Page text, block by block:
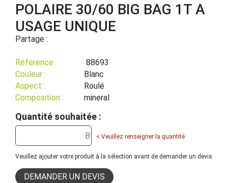
POLAIRE 30/60 BIG BAG 1T A
USAGE UNIQUE
Partage :
Réference :
88693
Couleur :
Blanc
Aspect :
Roulé
Composition :
mineral
Quantité souhaitée :
< Veuillez renseigner la quantité
Veuillez ajouter votre produit à la sélection avant de demander un devis
DEMANDER UN DEVIS